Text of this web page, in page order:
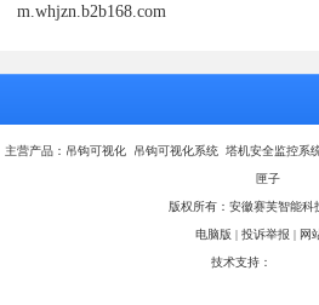
m.whjzn.b2b168.com
主营产品：吊钩可视化 吊钩可视化系统 塔机安全监控
匣子
版权所有：安徽赛芙智能科
电脑版 | 投诉举报 | 网
技术支持：